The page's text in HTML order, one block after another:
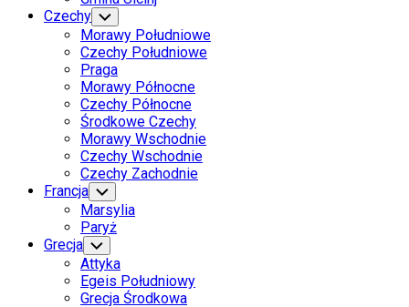
Czechy Toggle
Child
Menu
Morawy Południowe
Czechy Południowe
Praga
Morawy Północne
Czechy Północne
Środkowe Czechy
Morawy Wschodnie
Czechy Wschodnie
Czechy Zachodnie
Francja Toggle
Child
Menu
Marsylia
Paryż
Grecja Toggle
Child
Menu
Attyka
Egeis Południowy
Grecja Środkowa